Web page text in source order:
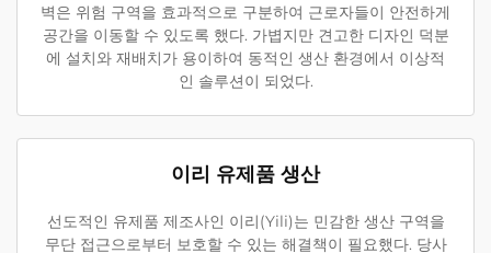
벽은 위험 구역을 효과적으로 구분하여 근로자들이 안전하게
공간을 이동할 수 있도록 했다. 가볍지만 견고한 디자인 덕분
에 설치와 재배치가 용이하여 동적인 생산 환경에서 이상적
인 솔루션이 되었다.
이리 유제품 생산
선도적인 유제품 제조사인 이리(Yili)는 민감한 생산 구역을
무단 접근으로부터 보호할 수 있는 해결책이 필요했다. 당사